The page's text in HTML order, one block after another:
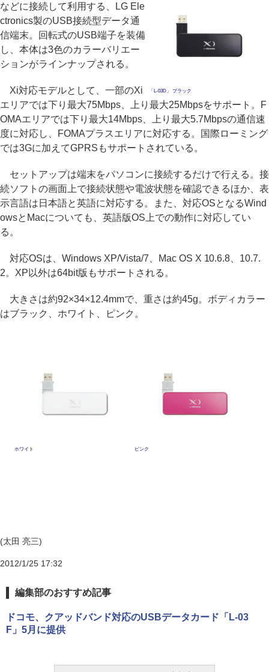
「L-03D」 ブラック
などに接続して利用する、LG Ele
ctronics製のUSB接続型データ通
信端末。回転式のUSB端子を装備
し、本体は3色のカラーバリエー
ションがラインナップされる。
Xi対応モデルとして、一部のXi
エリアでは下り最大75Mbps、上り最大25Mbpsをサポート。F
OMAエリアでは下り最大14Mbps、上り最大5.7Mbpsの通信速
度に対応し、FOMAプラスエリアに対応する。国際ローミング
では3Gに加えてGPRSもサポートされている。
セットアップは端末をパソコンに接続するだけで行える。接
続ソフトの画面上で接続状態や電波状態を確認できるほか、表
示言語は日本語と英語に対応する。また、対応OSとなるWind
owsとMacについても、英語版OS上での動作に対応してい
る。
対応OSは、Windows XP/Vista/7、Mac OS X 10.6.8、10.7.
2。XP以外は64bit版もサポートされる。
大きさは約92×34×12.4mmで、重さは約45g。ボディカラー
はブラック、ホワイト、ピンク。
ホワイト ピンク
(太田 亮三)
2012/1/25 17:32
編集部のおすすめ記事
ドコモ、クアッドバンド対応のUSBデータカード「L-03
F」5月に提供